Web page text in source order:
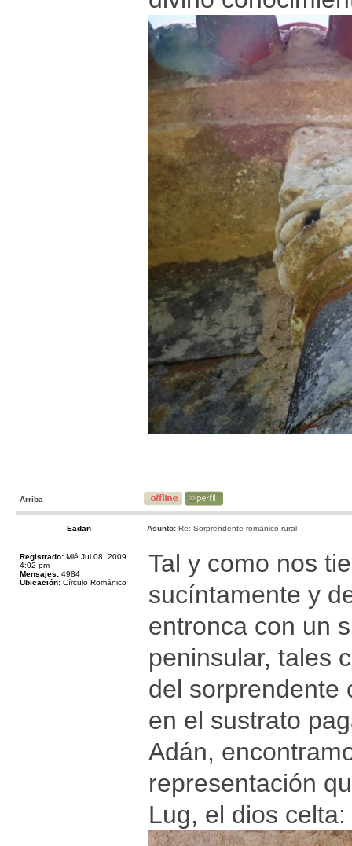
Arriba
Eadan Asunto: Re: Sorprendente románico rural
Registrado: Mié Jul 08, 2009
4:02 pm
Mensajes: 4984
Ubicación: Círculo Románico
Tal y como nos
sucíntamente y
entronca con un
peninsular, tales
del sorprendente
en el sustrato
Adán,
representación
Lug, el dios celta: